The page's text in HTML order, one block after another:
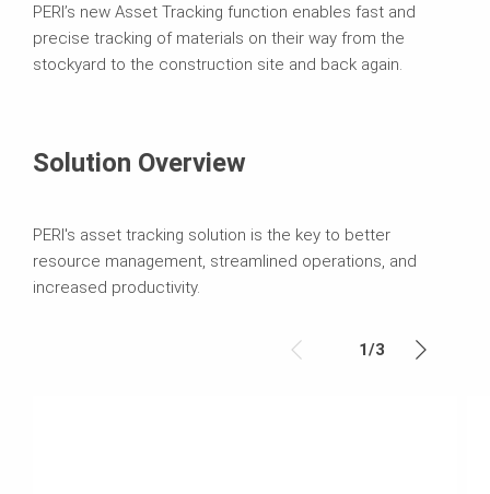
PERI’s new Asset Tracking function enables fast and
precise tracking of materials on their way from the
stockyard to the construction site and back again.
Solution Overview
PERI's asset tracking solution is the key to better
resource management, streamlined operations, and
increased productivity.
1/3